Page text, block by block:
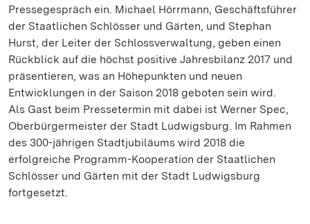
Pressegespräch ein. Michael Hörrmann, Geschäftsführer
der Staatlichen Schlösser und Gärten, und Stephan
Hurst, der Leiter der Schlossverwaltung, geben einen
Rückblick auf die höchst positive Jahresbilanz 2017 und
präsentieren, was an Höhepunkten und neuen
Entwicklungen in der Saison 2018 geboten sein wird.
Als Gast beim Pressetermin mit dabei ist Werner Spec,
Oberbürgermeister der Stadt Ludwigsburg. Im Rahmen
des 300-jährigen Stadtjubiläums wird 2018 die
erfolgreiche Programm-Kooperation der Staatlichen
Schlösser und Gärten mit der Stadt Ludwigsburg
fortgesetzt.